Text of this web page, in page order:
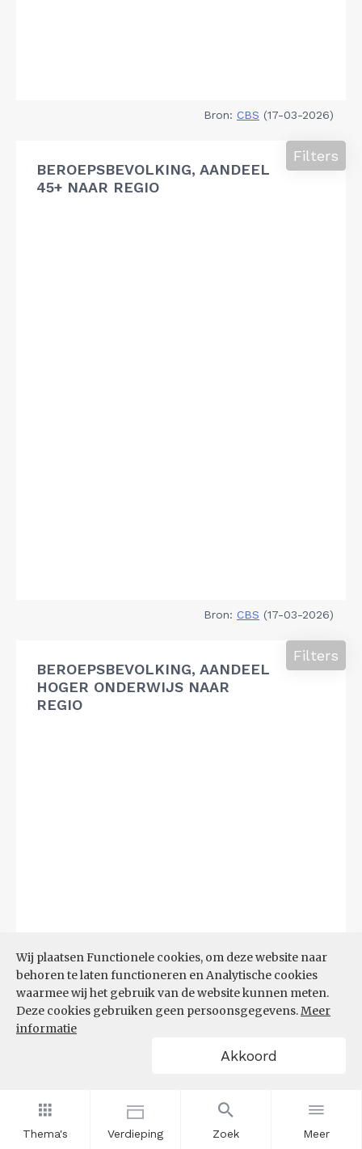
Thema's Verdieping Zoek Meer
Wij plaatsen Functionele cookies, om deze website naar
behoren te laten functioneren en Analytische cookies
waarmee wij het gebruik van de website kunnen meten.
Deze cookies gebruiken geen persoonsgegevens.Meer
informatie
Akkoord
Bron: CBS (17-03-2026)
BEROEPSBEVOLKING, AANDEEL
45+ NAAR REGIO
Filters
Bron: CBS (17-03-2026)
BEROEPSBEVOLKING, AANDEEL
HOGER ONDERWIJS NAAR
REGIO
Filters
Bron:CBS (17-03-2026)